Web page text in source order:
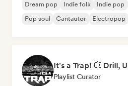
Dream pop Indie folk Indie pop
Pop soul
Cantautor Electropop
Playlist Curator